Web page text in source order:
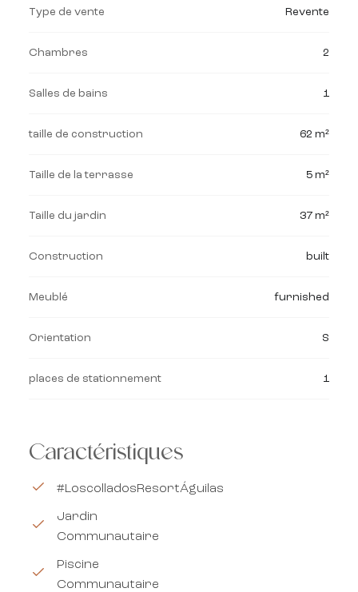
Type de vente Revente
Chambres 2
Salles de bains 1
taille de construction 62 m²
Taille de la terrasse 5 m²
Taille du jardin 37 m²
Construction built
Meublé furnished
Orientation S
places de stationnement 1
Caractéristiques
#LoscolladosResortÁguilas
Jardin
Communautaire
Piscine
Communautaire